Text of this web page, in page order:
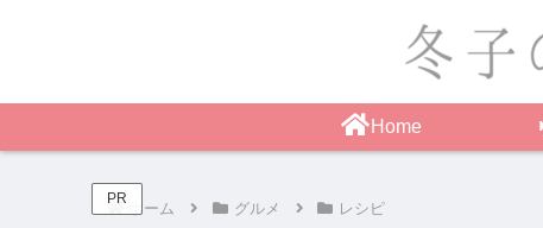
Home
PR
ホーム グルメ レシピ